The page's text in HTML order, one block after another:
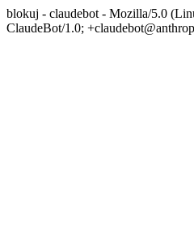
blokuj - claudebot - Mozilla/5.0
ClaudeBot/1.0;